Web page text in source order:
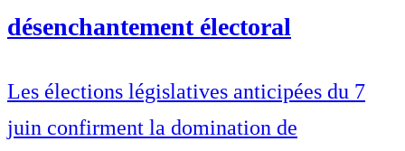
désenchantement électoral
Les élections législatives anticipées du 7
juin confirment la domination de